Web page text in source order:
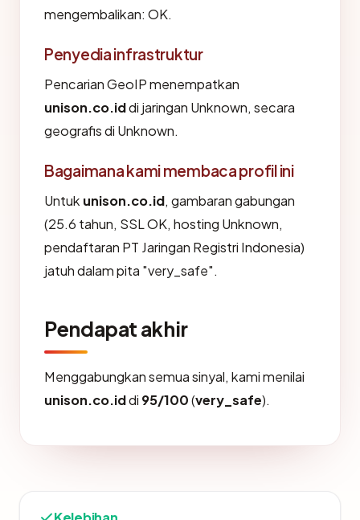
mengembalikan: OK.
Penyedia infrastruktur
Pencarian GeoIP menempatkan
unison.co.iddi jaringan Unknown, secara
geografis di Unknown.
Bagaimana kami membaca profil ini
Untuk unison.co.id, gambaran gabungan
(25.6 tahun, SSL OK, hosting Unknown,
pendaftaran PT Jaringan Registri Indonesia)
jatuh dalam pita "very_safe".
Pendapat akhir
Menggabungkan semua sinyal, kami menilai
unison.co.iddi 95/100(very_safe).